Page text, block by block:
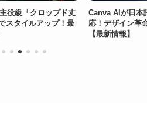
主役級「クロップド丈
スタイルアップ！最
Canva AIが日本
応！デザイン革
【最新情報】